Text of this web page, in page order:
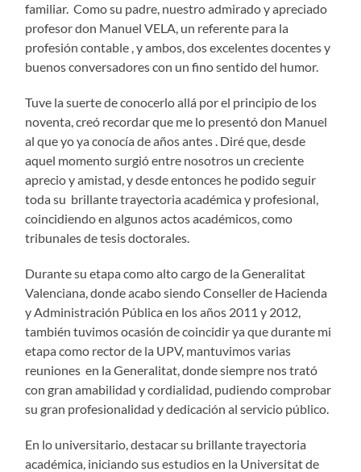
familiar. Como su padre, nuestro admirado y apreciado
profesor don Manuel VELA, un referente para la
profesión contable , y ambos, dos excelentes docentes y
buenos conversadores con un fino sentido del humor.
Tuve la suerte de conocerlo allá por el principio de los
noventa, creó recordar que me lo presentó don Manuel
al que yo ya conocía de años antes . Diré que, desde
aquel momento surgió entre nosotros un creciente
aprecio y amistad, y desde entonces he podido seguir
toda su brillante trayectoria académica y profesional,
coincidiendo en algunos actos académicos, como
tribunales de tesis doctorales.
Durante su etapa como alto cargo de la Generalitat
Valenciana, donde acabo siendo Conseller de Hacienda
y Administración Pública en los años 2011 y 2012,
también tuvimos ocasión de coincidir ya que durante mi
etapa como rector de la UPV, mantuvimos varias
reuniones en la Generalitat, donde siempre nos trató
con gran amabilidad y cordialidad, pudiendo comprobar
su gran profesionalidad y dedicación al servicio público.
En lo universitario, destacar su brillante trayectoria
académica, iniciando sus estudios en la Universitat de